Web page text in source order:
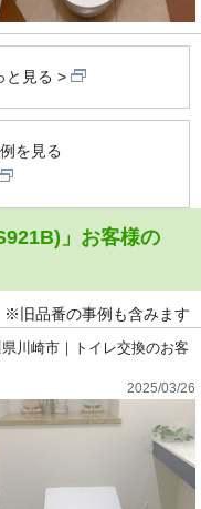
と見る
を見る
」お客様の
※旧品番の事例も含みます
川崎市｜トイレ交換のお客
2025/03/26